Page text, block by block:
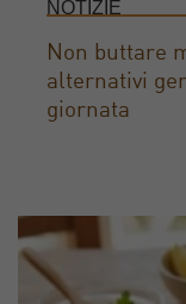
NOTIZIE
Non buttare
alternativi
giornata